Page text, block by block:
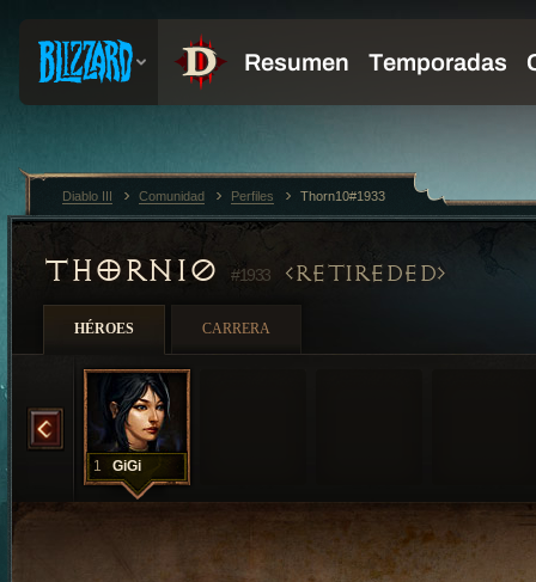
THORN10 #1933 RETIREDED
HÉROES CARRERA
1 GiGi
Diablo III Comunidad Perfiles Thorn10#1933